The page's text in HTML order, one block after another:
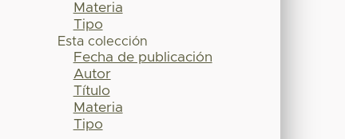
Materia
Tipo
Esta colección
Fecha de publicación
Autor
Título
Materia
Tipo